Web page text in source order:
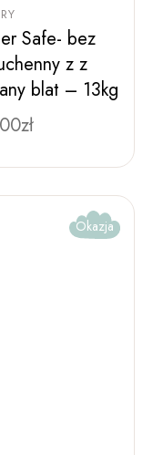
Safe- bez
z z
blat – 13kg
zł
Okazja